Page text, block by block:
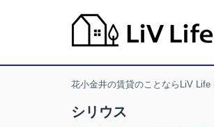
花小金井の賃貸のことならLiV Life
シリウス